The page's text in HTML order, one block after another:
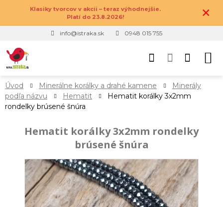
Klasiky tvorcov v akcii – teraz výhodnejšie.
Platí do 23.8.2026!
×
info@istraka.sk 0948 015 755
Úvod Minerálne korálky a drahé kamene
Minerály
podľa názvu
Hematit
Hematit korálky 3x2mm
rondelky brúsené šnúra
Hematit korálky 3x2mm rondelky
brúsené šnúra